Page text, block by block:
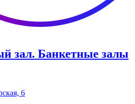
зал. Банкетные залы
6